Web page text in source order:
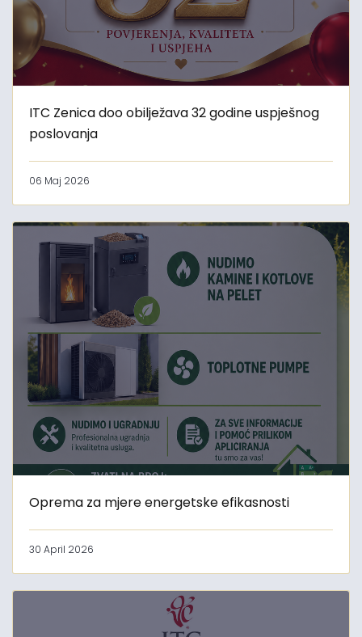
ITC Zenica doo obilježava 32 godine uspješnog
poslovanja
06 Maj 2026
Oprema za mjere energetske efikasnosti
30 April 2026